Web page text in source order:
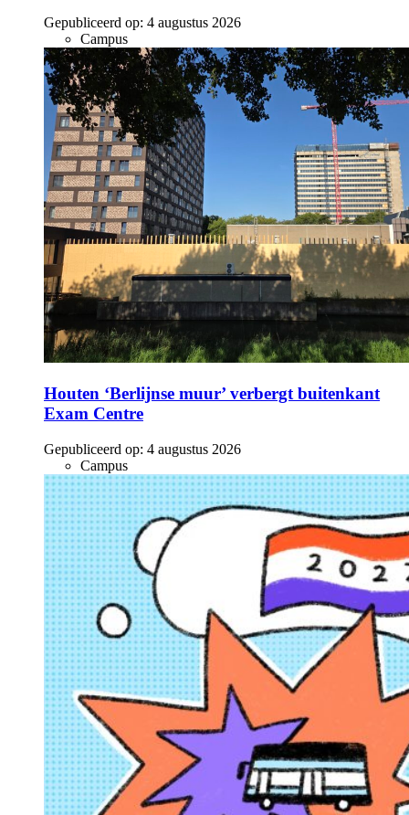
Gepubliceerd op: 4 augustus 2026
Campus
Houten ‘Berlijnse muur’ verbergt buitenkant
Exam Centre
Gepubliceerd op: 4 augustus 2026
Campus